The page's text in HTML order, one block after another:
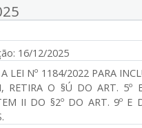
16/12/2025
LEI Nº 1184/2022 PARA
RETIRA O §Ú DO ART. 5º
II DO §2º DO ART. 9º E